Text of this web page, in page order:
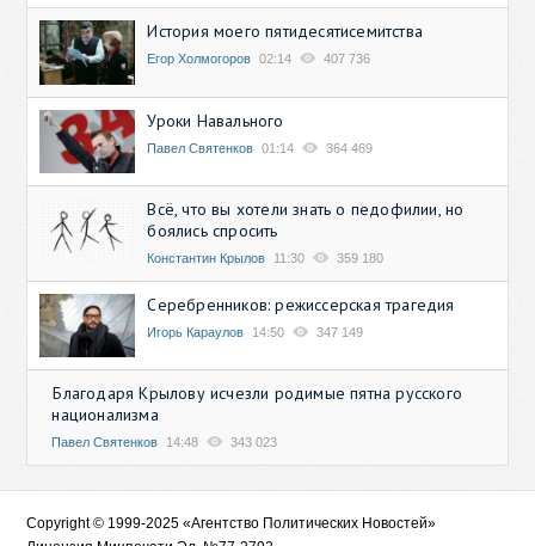
История моего пятидесятисемитства
Егор Холмогоров 02:14 407 736
Уроки Навального
Павел Святенков 01:14 364 469
Всё, что вы хотели знать о педофилии, но
боялись спросить
Константин Крылов 11:30 359 180
Серебренников: режиссерская трагедия
Игорь Караулов 14:50 347 149
Благодаря Крылову исчезли родимые пятна русского
национализма
Павел Святенков 14:48 343 023
Copyright © 1999-2025 «Агентство Политических Новостей»